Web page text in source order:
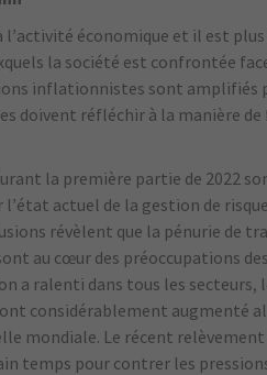
l’activité économique et il est
la société est confrontée
inflationnistes sont amplifiés
doivent réfléchir à la manière
la première partie de 2022
actuel de la gestion de
révèlent que la pénurie de
au cœur des préoccupations
a ralenti dans tous les secteurs,
considérablement augmenté
mondiale. Le récent relèvement
temps pour contrer les